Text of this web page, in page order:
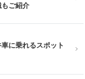
ご紹介
に乗れるスポット